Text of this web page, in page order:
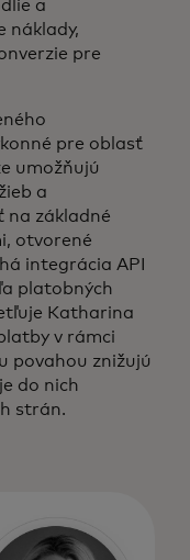
a
náklady,
pre
pre oblasť
umožňujú
a
na základné
otvorené
integrácia API
platobných
Katharina
v rámci
povahou znižujú
do nich
strán.